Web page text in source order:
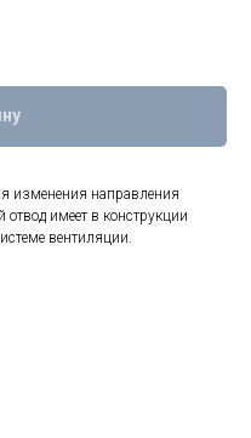
изменения направления
имеет в конструкции
вентиляции.